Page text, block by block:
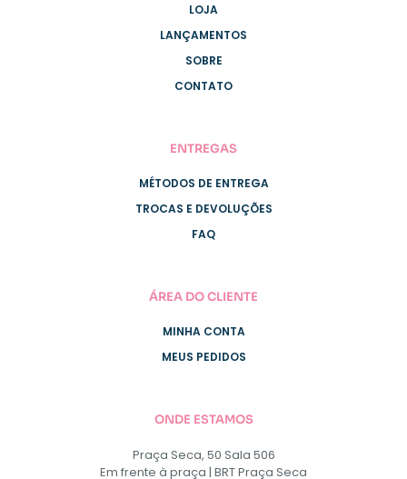
LOJA
LANÇAMENTOS
SOBRE
CONTATO
ENTREGAS
MÉTODOS DE ENTREGA
TROCAS E DEVOLUÇÕES
FAQ
ÁREA DO CLIENTE
MINHA CONTA
MEUS PEDIDOS
ONDE ESTAMOS
Praça Seca, 50 Sala 506
Em frente à praça | BRT Praça Seca